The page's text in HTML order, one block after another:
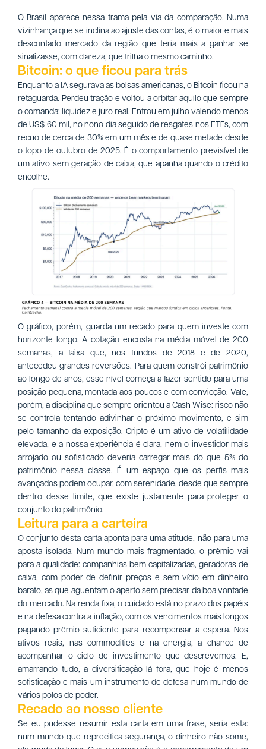
O Brasil aparece nessa trama pela via da comparação. Numa
vizinhança que se inclina ao ajuste das contas, é o maior e mais
descontado mercado da região que teria mais a ganhar se
sinalizasse, com clareza, que trilha o mesmo caminho.
Bitcoin: o que ficou para trás
Enquanto a IA segurava as bolsas americanas, o Bitcoin ficou na
retaguarda. Perdeu tração e voltou a orbitar aquilo que sempre
o comanda: liquidez e juro real. Entrou em julho valendo menos
de US$ 60 mil, no nono dia seguido de resgates nos ETFs, com
recuo de cerca de 30% em um mês e de quase metade desde
o topo de outubro de 2025. É o comportamento previsível de
um ativo sem geração de caixa, que apanha quando o crédito
encolhe.
O gráfico, porém, guarda um recado para quem investe com
horizonte longo. A cotação encosta na média móvel de 200
semanas, a faixa que, nos fundos de 2018 e de 2020,
antecedeu grandes reversões. Para quem constrói patrimônio
ao longo de anos, esse nível começa a fazer sentido para uma
posição pequena, montada aos poucos e com convicção. Vale,
porém, a disciplina que sempre orientou a Cash Wise: risco não
se controla tentando adivinhar o próximo movimento, e sim
pelo tamanho da exposição. Cripto é um ativo de volatilidade
elevada, e a nossa experiência é clara, nem o investidor mais
arrojado ou sofisticado deveria carregar mais do que 5% do
patrimônio nessa classe. É um espaço que os perfis mais
avançados podem ocupar, com serenidade, desde que sempre
dentro desse limite, que existe justamente para proteger o
conjunto do patrimônio.
Leitura para a carteira
O conjunto desta carta aponta para uma atitude, não para uma
aposta isolada. Num mundo mais fragmentado, o prêmio vai
para a qualidade: companhias bem capitalizadas, geradoras de
caixa, com poder de definir preços e sem vício em dinheiro
barato, as que aguentam o aperto sem precisar da boa vontade
do mercado. Na renda fixa, o cuidado está no prazo dos papéis
e na defesa contra a inflação, com os vencimentos mais longos
pagando prêmio suficiente para recompensar a espera. Nos
ativos reais, nas commodities e na energia, a chance de
acompanhar o ciclo de investimento que descrevemos. E,
amarrando tudo, a diversificação lá fora, que hoje é menos
sofisticação e mais um instrumento de defesa num mundo de
vários polos de poder.
Recado ao nosso cliente
Se eu pudesse resumir esta carta em uma frase, seria esta:
num mundo que reprecifica segurança, o dinheiro não some,